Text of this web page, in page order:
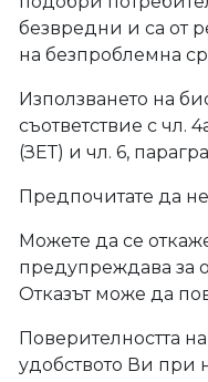
безвредни и са от
на безпроблемна
Използването на
съответствие с чл.
(ЗЕТ) и чл. 6,
Предпочитате да
Можете да се
предупреждава за
Отказът може да
Поверителността
удобството Ви при